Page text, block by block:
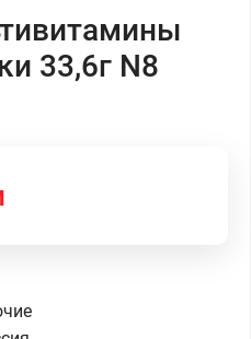
33,6г N8